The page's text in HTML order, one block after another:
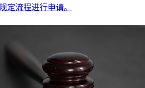
定流程进行申请。